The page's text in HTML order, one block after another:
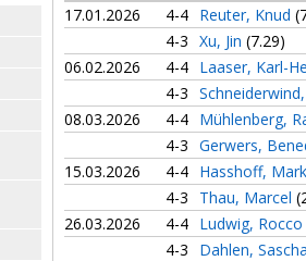
17.01.2026 4-4 Reuter, Knud
4-3 Xu, Jin (7.29)
06.02.2026
4-4 Laaser, Karl-
4-3
08.03.2026
4-4 Mühlenberg,
4-3 Gerwers,
15.03.2026
4-4 Hasshoff,
4-3
Thau, Marcel
26.03.2026
4-4 Ludwig, Rocco
4-3
Dahlen,